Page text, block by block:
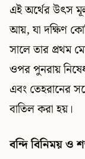
এই অর্থের উৎস
আয়, যা দক্ষিণ
সালে তার প্রথম
ওপর পুনরায়
এবং তেহরানের
বাতিল করা হয়।
বন্দি বিনিময় ও